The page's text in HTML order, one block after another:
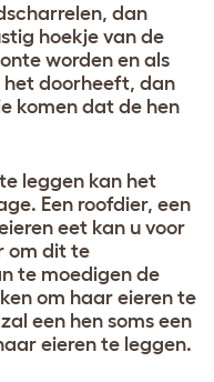
dan
hoekje van de
worden en als
het doorheeft, dan
komen dat de hen
leggen kan het
Een roofdier, een
eet kan u voor
om dit te
te moedigen de
om haar eieren te
een hen soms een
eieren te leggen.